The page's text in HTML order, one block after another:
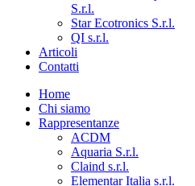
S.r.l.
Star Ecotronics S.r.l.
QI s.r.l.
Articoli
Contatti
Home
Chi siamo
Rappresentanze
ACDM
Aquaria S.r.l.
Claind s.r.l.
Elementar Italia s.r.l.